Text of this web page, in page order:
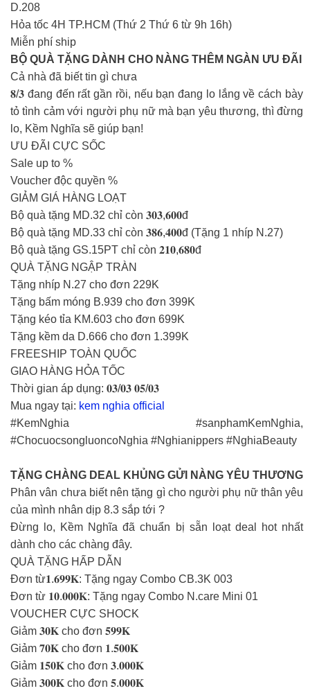
D.208
Hỏa tốc 4H TP.HCM (Thứ 2 Thứ 6 từ 9h 16h)
Miễn phí ship
BỘ QUÀ TẶNG DÀNH CHO NÀNG THÊM NGÀN ƯU ĐÃI
Cả nhà đã biết tin gì chưa
𝟖/𝟑 đang đến rất gần rồi, nếu bạn đang lo lắng về cách bày
tỏ tình cảm với người phụ nữ mà bạn yêu thương, thì đừng
lo, Kềm Nghĩa sẽ giúp bạn!
ƯU ĐÃI CỰC SỐC
Sale up to %
Voucher độc quyền %
GIẢM GIÁ HÀNG LOẠT
Bộ quà tặng MD.32 chỉ còn 𝟑𝟎𝟑,𝟔𝟎𝟎đ
Bộ quà tặng MD.33 chỉ còn 𝟑𝟖𝟔,𝟒𝟎𝟎đ (Tặng 1 nhíp N.27)
Bộ quà tặng GS.15PT chỉ còn 𝟐𝟏𝟎,𝟔𝟖𝟎đ
QUÀ TẶNG NGẬP TRÀN
Tặng nhíp N.27 cho đơn 229K
Tặng bấm móng B.939 cho đơn 399K
Tặng kéo tỉa KM.603 cho đơn 699K
Tặng kềm da D.666 cho đơn 1.399K
FREESHIP TOÀN QUỐC
GIAO HÀNG HỎA TỐC
Thời gian áp dụng: 𝟎𝟑/𝟎𝟑 𝟎𝟓/𝟎𝟑
Mua ngay tại: kem nghia official
#KemNghia #sanphamKemNghia,
#ChocuocsongluoncoNghia #Nghianippers #NghiaBeauty
TẶNG CHÀNG DEAL KHỦNG GỬI NÀNG YÊU THƯƠNG
Phân vân chưa biết nên tặng gì cho người phụ nữ thân yêu
của mình nhân dịp 8.3 sắp tới ?
Đừng lo, Kềm Nghĩa đã chuẩn bị sẵn loạt deal hot nhất
dành cho các chàng đây.
QUÀ TẶNG HẤP DẪN
Đơn từ𝟏.𝟔𝟗𝟗𝐊: Tặng ngay Combo CB.3K 003
Đơn từ 𝟏𝟎.𝟎𝟎𝟎𝐊: Tặng ngay Combo N.care Mini 01
VOUCHER CỰC SHOCK
Giảm 𝟑𝟎𝐊 cho đơn 𝟓𝟗𝟗𝐊
Giảm 𝟕𝟎𝐊 cho đơn 𝟏.𝟓𝟎𝟎𝐊
Giảm 𝟏𝟓𝟎𝐊 cho đơn 𝟑.𝟎𝟎𝟎𝐊
Giảm 𝟑𝟎𝟎𝐊 cho đơn 𝟓.𝟎𝟎𝟎𝐊